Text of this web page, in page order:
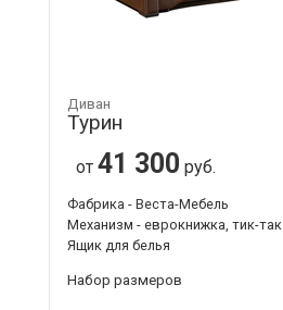
Диван
Турин
от 41 300 руб.
Фабрика - Веста-Мебель
Механизм - еврокнижка, тик-так
Ящик для белья
Набор размеров